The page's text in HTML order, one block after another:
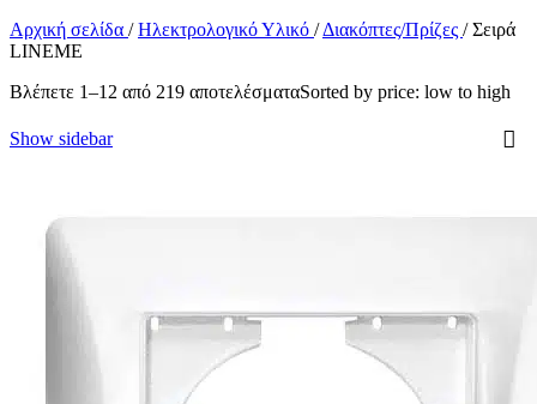
Αρχική σελίδα / Ηλεκτρολογικό Υλικό / Διακόπτες/Πρίζες / Σειρά
LINEME
Βλέπετε 1–12 από 219 αποτελέσματαSorted by price: low to high
Show sidebar